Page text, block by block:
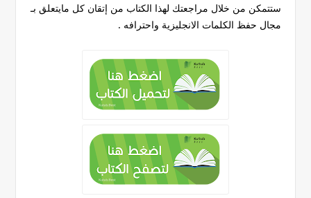
ستتمكن من خلال مراجعتك لهذا الكتاب من إتقان كل مايتعلق بـ
مجال حفظ الكلمات الانجليزية واحترافه .